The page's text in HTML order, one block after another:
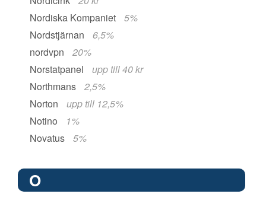
Nordiska Kompaniet
5%
Nordstjärnan
6,5%
nordvpn
20%
Norstatpanel
upp till 40 kr
Northmans
2,5%
Norton
upp till 12,5%
Notino
1%
Novatus
5%
O